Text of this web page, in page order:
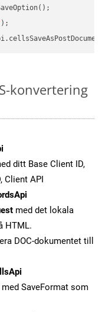
);
konvertering
ditt Base Client ID,
Client API
med det lokala
HTML.
DOC-dokumentet till
SaveFormat som